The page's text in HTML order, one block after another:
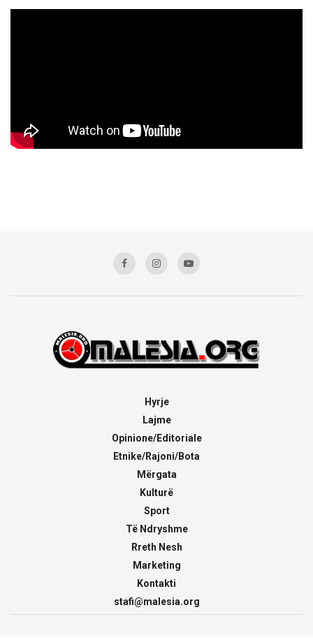
Hyrje
Lajme
Opinione/Editoriale
Etnike/Rajoni/Bota
Mërgata
Kulturë
Sport
Të Ndryshme
Rreth Nesh
Marketing
Kontakti
stafi@malesia.org